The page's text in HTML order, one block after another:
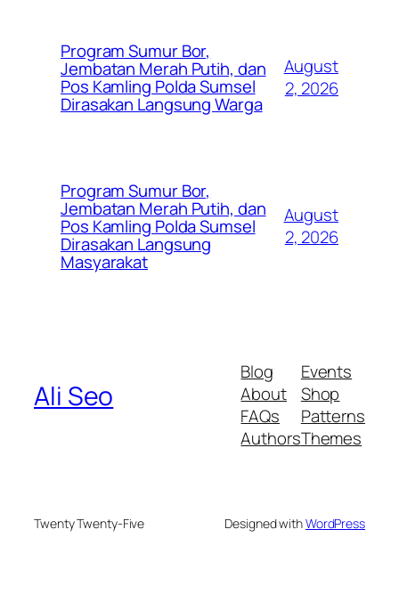
Program Sumur Bor,
Jembatan Merah Putih, dan
Pos Kamling Polda Sumsel
Dirasakan Langsung Warga
August
2, 2026
Program Sumur Bor,
Jembatan Merah Putih, dan
Pos Kamling Polda Sumsel
Dirasakan Langsung
Masyarakat
August
2, 2026
Ali Seo
Blog
About
FAQs
Authors
Events
Shop
Patterns
Themes
Twenty Twenty-Five Designed withWordPress